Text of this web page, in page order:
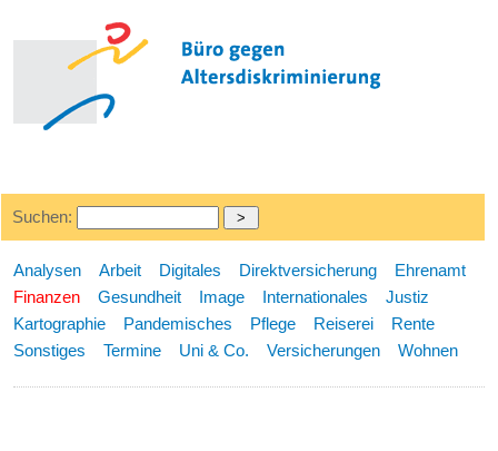
Suchen:
Analysen Arbeit Digitales Direktversicherung
Ehrenamt
Finanzen
Gesundheit Image Internationales
Justiz
Kartographie
Pandemisches Pflege Reiserei
Rente
Sonstiges
Termine Uni & Co. Versicherungen Wohnen